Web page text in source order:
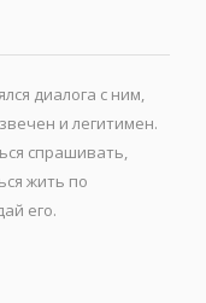
диалога с ним,
и легитимен.
спрашивать,
жить по
его.